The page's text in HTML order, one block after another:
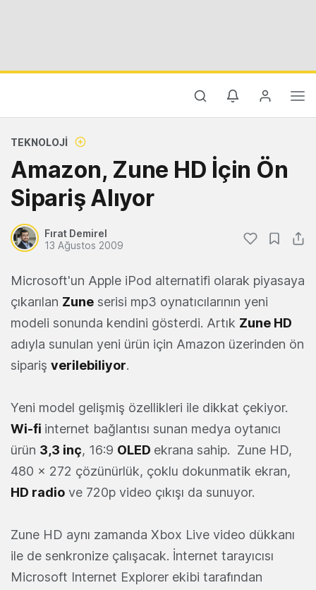
TEKNOLOJI
Amazon, Zune HD İçin Ön
Sipariş Alıyor
Fırat Demirel
13 Ağustos 2009
Microsoft'un Apple iPod alternatifi olarak piyasaya
çıkarılan Zune serisi mp3 oynatıcılarının yeni
modeli sonunda kendini gösterdi. Artık Zune HD
adıyla sunulan yeni ürün için Amazon üzerinden ön
sipariş verilebiliyor.
Yeni model gelişmiş özellikleri ile dikkat çekiyor.
Wi-fi internet bağlantısı sunan medya oytanıcı
ürün 3,3 inç, 16:9 OLED ekrana sahip. Zune HD,
480 x 272 çözünürlük, çoklu dokunmatik ekran,
HD radio ve 720p video çıkışı da sunuyor.
Zune HD aynı zamanda Xbox Live video dükkanı
ile de senkronize çalışacak. İnternet tarayıcısı
Microsoft Internet Explorer ekibi tarafından